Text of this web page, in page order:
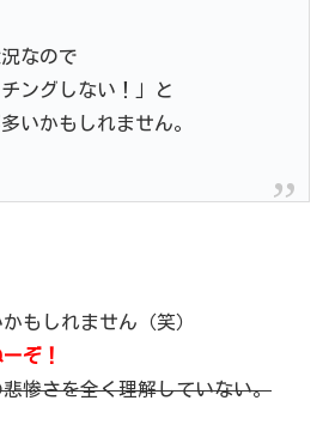
なので
ングしない！」と
いかもしれません。
もしれません（笑）
ぞ！
惨さを全く理解していない。